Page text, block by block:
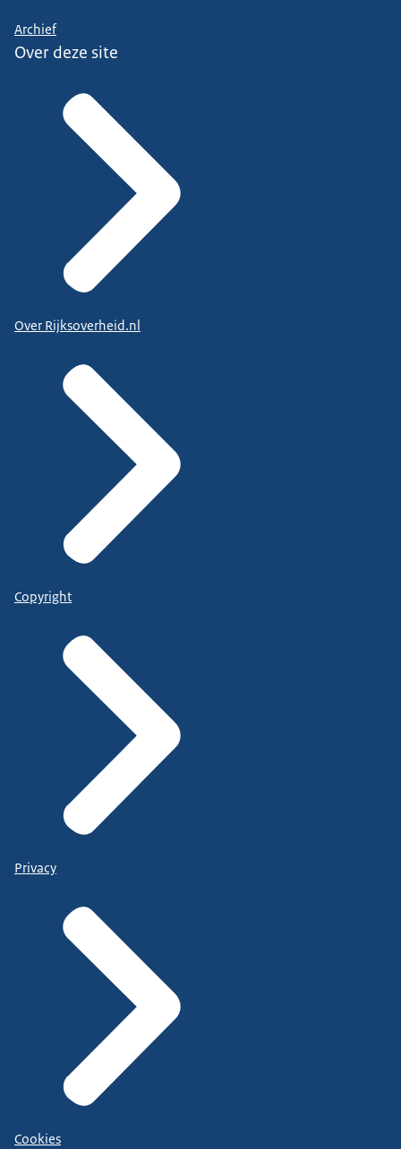
Archief
Over deze site
Over Rijksoverheid.nl
Copyright
Privacy
Cookies